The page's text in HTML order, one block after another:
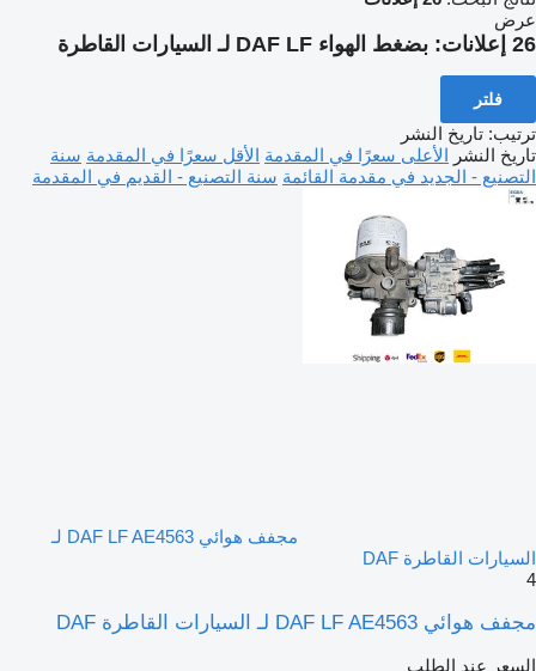
عرض
26 إعلانات: بضغط الهواء DAF LF لـ السيارات القاطرة
فلتر
ترتيب: تاريخ النشر
تاريخ النشر الأعلى سعرًا في المقدمة الأقل سعرًا في المقدمة سنة
التصنيع - الجديد في مقدمة القائمة سنة التصنيع - القديم في المقدمة
مجفف هوائي DAF LF AE4563 لـ
السيارات القاطرة DAF
4
مجفف هوائي DAF LF AE4563 لـ السيارات القاطرة DAF
السعر عند الطلب